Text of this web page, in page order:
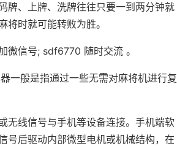
牌、上牌、洗牌往往只要一到两分钟就
时就可能转败为胜。
微信号; sdf6770 随时交流 。
一般是指通过一些无需对麻将机进行复
无线信号与手机等设备连接。手机端软
号后驱动内部微型电机或机械结构，在